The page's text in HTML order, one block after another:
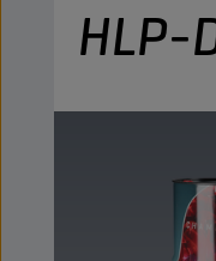
HLP-